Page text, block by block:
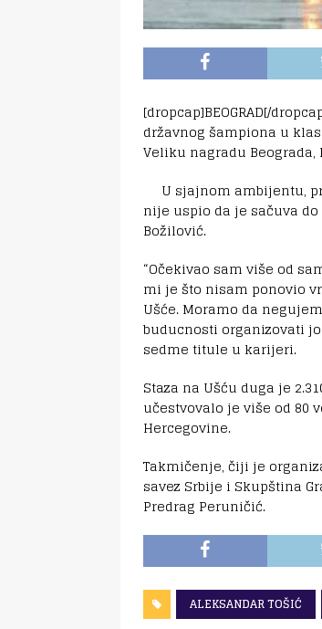
[dropcap]BEOGRAD[/
državnog šampiona u
Veliku nagradu
U sjajnom ambijentu,
nije uspio da je sačuva
Božilović.
“Očekivao sam više od
mi je što nisam ponovio
Ušće. Moramo da
buducnosti organizovati
sedme titule u karijeri.
Staza na Ušću duga je
učestvovalo je više od 80
Hercegovine.
Takmičenje, čiji je
savez Srbije i Skupština
Predrag Peruničić.
ALEKSANDAR TOŠIĆ